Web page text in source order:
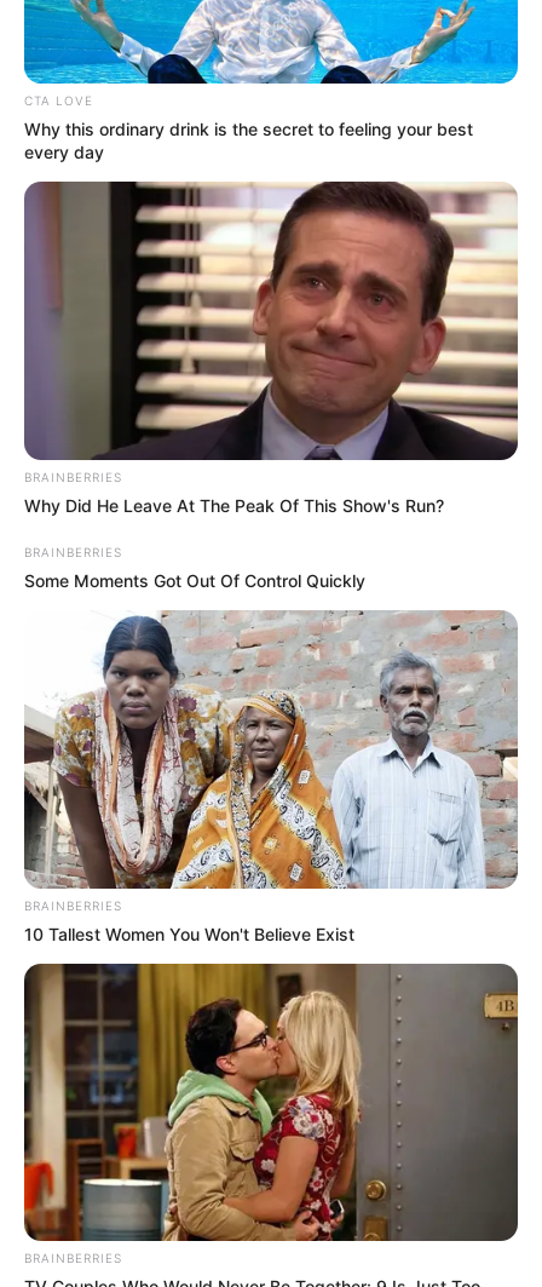
CTA LOVE
Why this ordinary drink is the secret to feeling your best
every day
BRAINBERRIES
Why Did He Leave At The Peak Of This Show's Run?
BRAINBERRIES
Some Moments Got Out Of Control Quickly
BRAINBERRIES
10 Tallest Women You Won't Believe Exist
BRAINBERRIES